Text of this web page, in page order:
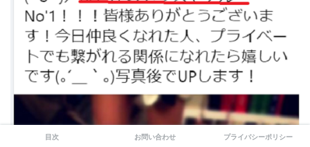
目次 お問い合わせ プライバシーポリシー